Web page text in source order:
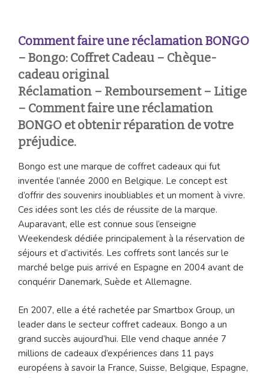
Comment faire une réclamationBONGO
– Bongo: Coffret Cadeau – Chèque-
cadeau original
Réclamation – Remboursement – Litige
– Comment faire une réclamation
BONGO et obtenir réparation de votre
préjudice.
Bongo est une marque de coffret cadeaux qui fut
inventée l’année 2000 en Belgique. Le concept est
d’offrir des souvenirs inoubliables et un moment à vivre.
Ces idées sont les clés de réussite de la marque.
Auparavant, elle est connue sous l’enseigne
Weekendesk dédiée principalement à la réservation de
séjours et d’activités. Les coffrets sont lancés sur le
marché belge puis arrivé en Espagne en 2004 avant de
conquérir Danemark, Suède et Allemagne.
En 2007, elle a été rachetée par Smartbox Group, un
leader dans le secteur coffret cadeaux. Bongo a un
grand succès aujourd’hui. Elle vend chaque année 7
millions de cadeaux d’expériences dans 11 pays
européens à savoir la France, Suisse, Belgique, Espagne,